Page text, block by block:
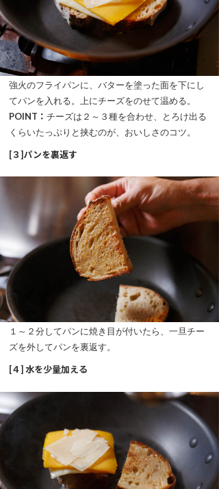
強火のフライパンに、バターを塗った面を下にし
てパンを入れる。上にチーズをのせて温める。
POINT： チーズは２～３種を合わせ、とろけ出る
くらいたっぷりと挟むのが、おいしさのコツ。
[３]パンを裏返す
１～２分してパンに焼き目が付いたら、一旦チー
ズを外してパンを裏返す。
[４] 水を少量加える